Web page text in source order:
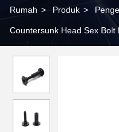
Rumah > Produk >
Countersunk Head Sex Bolt